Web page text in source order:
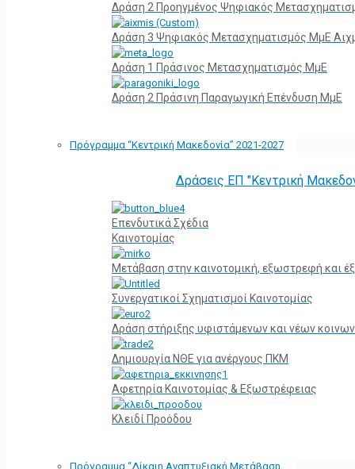
Δράση 2 Προηγμένος Ψηφιακός
Δράση 3 Ψηφιακός Μετασχηματισμός ΜμΕ
Δράση 1 Πράσινος Μετασχηματισμός ΜμΕ
Δράση 2 Πράσινη Παραγωγική Επένδυση ΜμΕ
Πρόγραμμα “Κεντρική Μακεδονία” 2021-2027
Δράσεις ΕΠ "Κεντρική
Επενδυτικά Σχέδια
Καινοτομίας
Μετάβαση στην καινοτομική, εξωστρεφή και
Συνεργατικοί Σχηματισμοί Καινοτομίας
Δράση στήριξης υφιστάμενων και νέων
Δημιουργία ΝΘΕ για ανέργους ΠΚΜ
Αφετηρία Kαινοτομίας & Εξωστρέφειας
Κλειδί Προόδου
Πρόγραμμα “Δίκαιη Αναπτυξιακή Μετάβαση